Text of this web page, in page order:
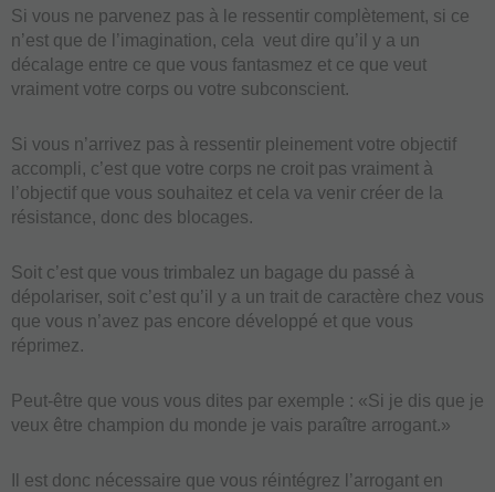
Si vous ne parvenez pas à le ressentir complètement, si ce
n’est que de l’imagination, cela veut dire qu’il y a un
décalage entre ce que vous fantasmez et ce que veut
vraiment votre corps ou votre subconscient.
Si vous n’arrivez pas à ressentir pleinement votre objectif
accompli, c’est que votre corps ne croit pas vraiment à
l’objectif que vous souhaitez et cela va venir créer de la
résistance, donc des blocages.
Soit c’est que vous trimbalez un bagage du passé à
dépolariser, soit c’est qu’il y a un trait de caractère chez vous
que vous n’avez pas encore développé et que vous
réprimez.
Peut-être que vous vous dites par exemple : «Si je dis que je
veux être champion du monde je vais paraître arrogant.»
Il est donc nécessaire que vous réintégrez l’arrogant en